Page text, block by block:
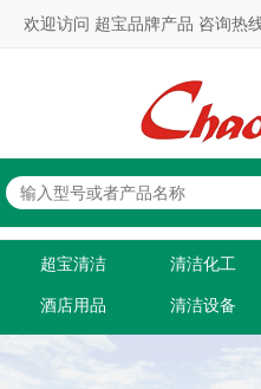
欢迎访问 超宝品牌产品 咨询热
超宝清洁 清洁化工
酒店用品 清洁设备